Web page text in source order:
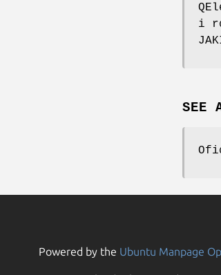
i
SEE
Powered by the Ubuntu Manpage